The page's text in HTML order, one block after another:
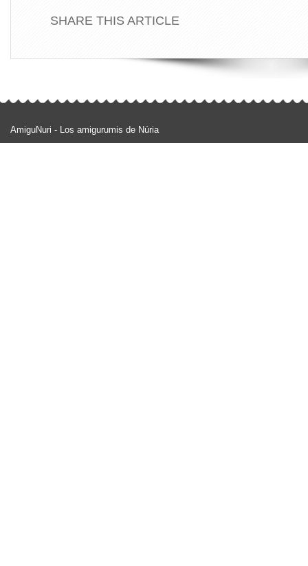
SHARE THIS ARTICLE
AmiguNuri - Los amigurumis de Núria